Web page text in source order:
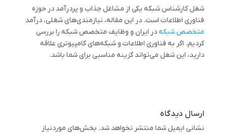
شغل کارشناس شبکه یکی از مشاغل جذاب و پردرآمد در حوزه
فناوری اطلاعات است. در این مقاله، نیازمندی‌های شغلی، درآمد
متخصص شبکهدر ایران و وظایف متخصص شبکه را بررسی
کردیم. اگر به فناوری اطلاعات و شبکه‌های کامپیوتری علاقه
دارید، این شغل می‌تواند گزینه مناسبی برای شما باشد.
ارسال دیدگاه
نشانی ایمیل شما منتشر نخواهد شد. بخش‌های موردنیاز